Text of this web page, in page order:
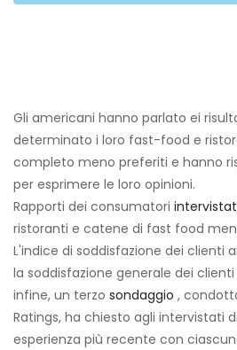
Gli americani hanno parlato ei
determinato i loro fast-food e
completo meno preferiti e hanno
per esprimere le loro opinioni.
Rapporti dei consumatori
ristoranti e catene di fast food
L'indice di soddisfazione dei clienti
la soddisfazione generale dei
infine, un terzo sondaggio ,
Ratings, ha chiesto agli intervistati
esperienza più recente con